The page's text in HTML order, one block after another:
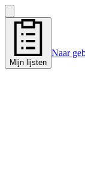
Mijn lijsten
Naar